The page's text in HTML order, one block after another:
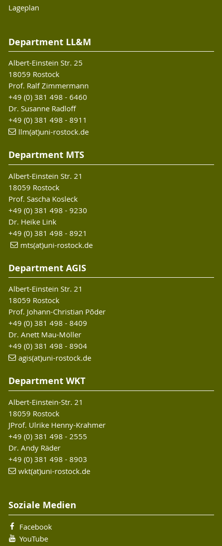
Lageplan
Department LL&M
Albert-Einstein Str. 25
18059 Rostock
Prof. Ralf Zimmermann
+49 (0) 381 498 - 6460
Dr. Susanne Radloff
+49 (0) 381 498 - 8911
llm(at)uni-rostock.de
Department MTS
Albert-Einstein Str. 21
18059 Rostock
Prof. Sascha Kosleck
+49 (0) 381 498 - 9230
Dr. Heike Link
+49 (0) 381 498 - 8921
mts(at)uni-rostock.de
Department AGIS
Albert-Einstein Str. 21
18059 Rostock
Prof. Johann-Christian Põder
+49 (0) 381 498 - 8409
Dr. Anett Mau-Möller
+49 (0) 381 498 - 8904
agis(at)uni-rostock.de
Department WKT
Albert-Einstein-Str. 21
18059 Rostock
JProf. Ulrike Henny-Krahmer
+49 (0) 381 498 - 2555
Dr. Andy Räder
+49 (0) 381 498 - 8903
wkt(at)uni-rostock.de
Soziale Medien
Facebook
YouTube